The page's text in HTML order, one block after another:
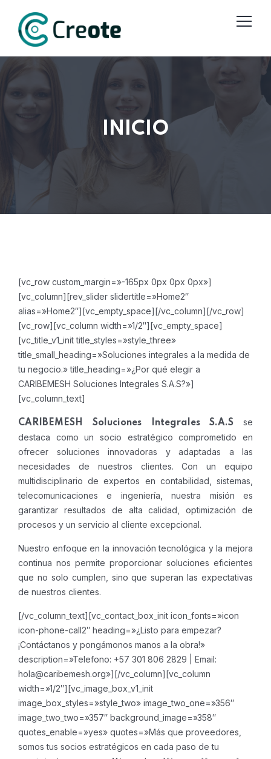
INICIO
[vc_row custom_margin=»-165px 0px 0px 0px»]
[vc_column][rev_slider slidertitle=»Home2″
alias=»Home2″][vc_empty_space][/vc_column][/vc_row]
[vc_row][vc_column width=»1/2″][vc_empty_space]
[vc_title_v1_init title_styles=»style_three»
title_small_heading=»Soluciones integrales a la medida de
tu negocio.» title_heading=»¿Por qué elegir a
CARIBEMESH Soluciones Integrales S.A.S?»]
[vc_column_text]
CARIBEMESH Soluciones Integrales S.A.S se
destaca como un socio estratégico comprometido en
ofrecer soluciones innovadoras y adaptadas a las
necesidades de nuestros clientes. Con un equipo
multidisciplinario de expertos en contabilidad, sistemas,
telecomunicaciones e ingeniería, nuestra misión es
garantizar resultados de alta calidad, optimización de
procesos y un servicio al cliente excepcional.
Nuestro enfoque en la innovación tecnológica y la mejora
continua nos permite proporcionar soluciones eficientes
que no solo cumplen, sino que superan las expectativas
de nuestros clientes.
[/vc_column_text][vc_contact_box_init icon_fonts=»icon
icon-phone-call2″ heading=»¿Listo para empezar?
¡Contáctanos y pongámonos manos a la obra!»
description=»Telefono: +57 301 806 2829 | Email:
hola@caribemesh.org»][/vc_column][vc_column
width=»1/2″][vc_image_box_v1_init
image_box_styles=»style_two» image_two_one=»356″
image_two_two=»357″ background_image=»358″
quotes_enable=»yes» quotes=»Más que proveedores,
somos tus socios estratégicos en cada paso de tu